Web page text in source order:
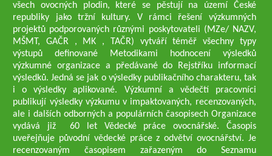
všech ovocných plodin, které se pěstují na území České
republiky jako tržní kultury. V rámci řešení výzkumných
projektů podporovaných různými poskytovateli (MZe/ NAZV,
MŠMT, GAČR , MK , TAČR) vytváří téměř všechny typy
výstupů definované Metodikami hodnocení výsledků
výzkumné organizace a předávané do Rejstříku informací
výsledků. Jedná se jak o výsledky publikačního charakteru, tak
i o výsledky aplikované. Výzkumní a vědečtí pracovníci
publikují výsledky výzkumu v impaktovaných, recenzovaných,
ale i dalších odborných a populárních časopisech Organizace
vydává již 60 let Vědecké práce ovocnářské. Časopis
uveřejňuje původní vědecké práce z odvětví ovocnářství. Je
recenzovaným časopisem zařazeným do Seznamu